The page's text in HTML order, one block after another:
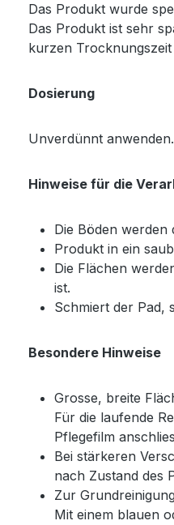
Das Produkt wurde
Das Produkt ist sehr
kurzen
Dosierung
Unverdünnt anwenden.
Hinweise für die
Die Böden
Produkt in ein
Die Flächen
ist.
Schmiert der Pad,
Besondere Hinweise
Grosse, breite
Für die laufende
Pflegefilm
Bei stärkeren
nach Zustand des
Zur
Mit einem blauen